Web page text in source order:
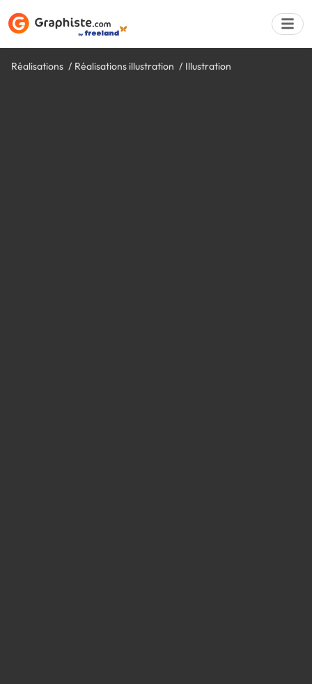
Réalisations Réalisations illustration Illustration